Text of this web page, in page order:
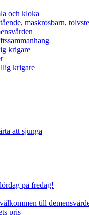
och kloka
maskrosbarn,
krigare
krigare
att sjunga
på fredag!
till
pris